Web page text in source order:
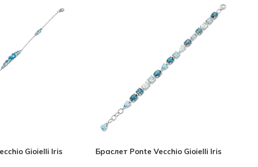
Gioielli Iris Браслет Ponte Vecchio Gioielli Iris